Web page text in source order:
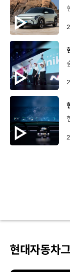
[
[
현대자동차